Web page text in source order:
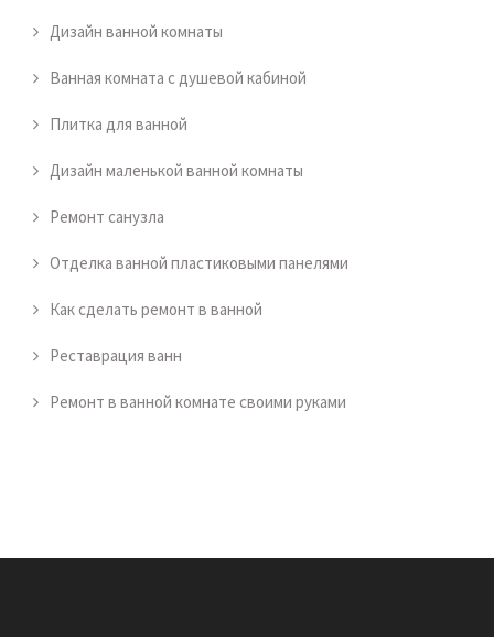
Дизайн ванной комнаты
Ванная комната с душевой кабиной
Плитка для ванной
Дизайн маленькой ванной комнаты
Ремонт санузла
Отделка ванной пластиковыми панелями
Как сделать ремонт в ванной
Реставрация ванн
Ремонт в ванной комнате своими руками